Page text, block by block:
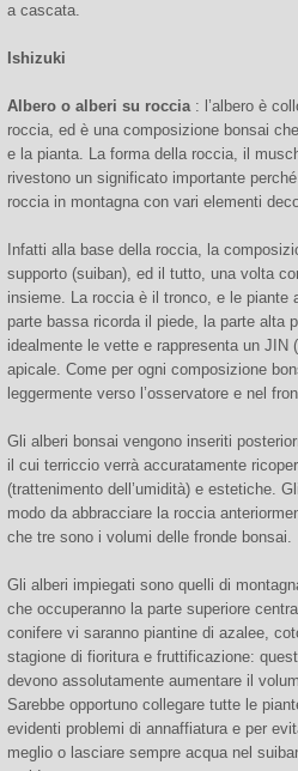
a cascata.
Ishizuki
Albero o alberi su roccia : l’albero è
roccia, ed è una composizione bonsai
e la pianta. La forma della roccia, il
rivestono un significato importante
roccia in montagna con vari elementi
Infatti alla base della roccia, la
supporto (suiban), ed il tutto, una volta
insieme. La roccia è il tronco, e le piante
parte bassa ricorda il piede, la parte alta
idealmente le vette e rappresenta un
apicale. Come per ogni composizione
leggermente verso l’osservatore e nel
Gli alberi bonsai vengono inseriti
il cui terriccio verrà accuratamente
(trattenimento dell’umidità) e estetiche.
modo da abbracciare la roccia
che tre sono i volumi delle fronde bonsai.
Gli alberi impiegati sono quelli di
che occuperanno la parte superiore
conifere vi saranno piantine di azalee,
stagione di fioritura e fruttificazione:
devono assolutamente aumentare il
Sarebbe opportuno collegare tutte le
evidenti problemi di annaffiatura e per
meglio o lasciare sempre acqua nel